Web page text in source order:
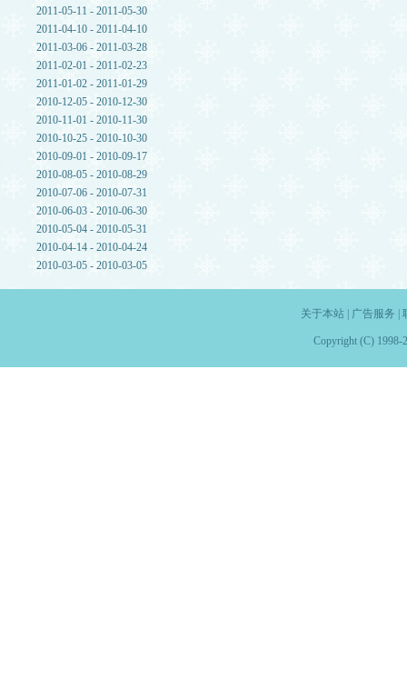
2011-05-11 - 2011-05-30
2011-04-10 - 2011-04-10
2011-03-06 - 2011-03-28
2011-02-01 - 2011-02-23
2011-01-02 - 2011-01-29
2010-12-05 - 2010-12-30
2010-11-01 - 2010-11-30
2010-10-25 - 2010-10-30
2010-09-01 - 2010-09-17
2010-08-05 - 2010-08-29
2010-07-06 - 2010-07-31
2010-06-03 - 2010-06-30
2010-05-04 - 2010-05-31
2010-04-14 - 2010-04-24
2010-03-05 - 2010-03-05
关于本站| 广告服务
Copyright (C) 1998-